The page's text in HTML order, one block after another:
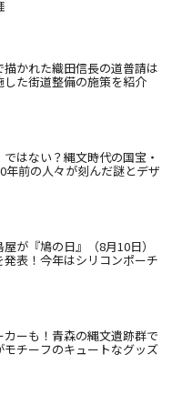
描かれた織田信長の道普請は
した街道整備の施策を紹介
はない？縄文時代の国宝・
年前の人々が刻んだ謎とデザ
が『鳩の日』（8月10日）
表！今年はシリコンポーチ
ーも！青森の縄文遺跡群で
チーフのキュートなグッズ